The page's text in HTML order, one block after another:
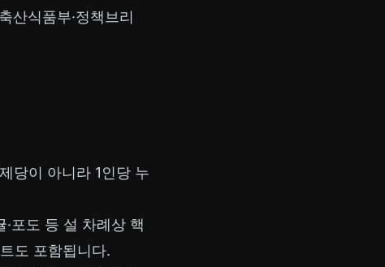
산식품부·정책브리
당이 아니라 1인당 누
·포도 등 설 차례상 핵
도 포함됩니다.